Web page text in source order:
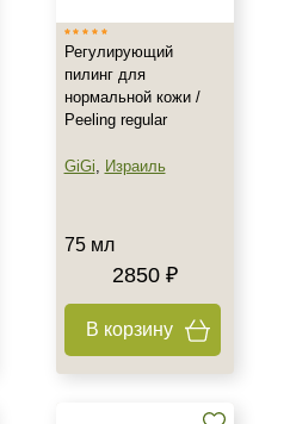
Регулирующий
пилинг для
нормальной кожи /
Peeling regular
GiGi, Израиль
75 мл
2850 ₽
В корзину